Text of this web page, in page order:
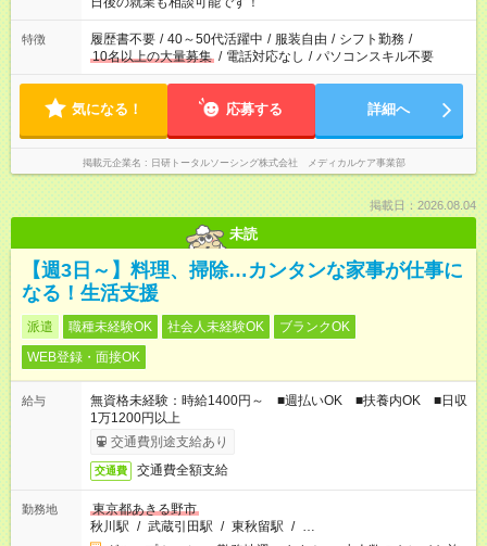
の勤務時間。 合計で週40時間を超える場合は応募できません。
特徴 履歴書不要 / 40～50代活躍中 / 服装自由 / シフト勤務 /
10名以上の大量募集 / 電話対応なし / パソコンスキル不要
気になる！ 応募する 詳細へ
掲載元企業名 日研トータルソーシング株式会社 メディカルケア事業部
掲載日：2026.08.04
未読
【週3日～】料理、掃除…カンタンな家事が仕事に
なる！生活支援
派遣 職種未経験OK 社会人未経験OK
ブランクOK
WEB登録・面接OK
給与
無資格未経験：時給1400円～ ■週払いOK ■扶養内OK ■日収
1万1200円以上
交通費別途支給あり
交通費 交通費全額支給
勤務地
東京都あきる野市
秋川駅 / 武蔵引田駅 / 東秋留駅 / …